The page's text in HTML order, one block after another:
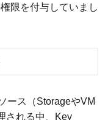
限を付与していまし
ース（StorageやVM
される中、Key